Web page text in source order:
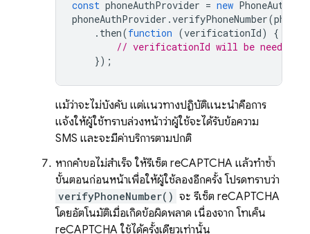
const phoneAuthProvider = new
phoneAuthProvider .verifyPhoneNumber(
. then(function (verificationId)
{
// verificationId will be needed to
});
แม้ว่าจะไม่บังคับ แต่แนวทางปฏิบัติแนะนำคือการ
แจ้งให้ผู้ใช้ทราบล่วงหน้าว่าผู้ใช้จะได้รับข้อความ
SMS และจะมีค่าบริการตามปกติ
หากคำขอไม่สำเร็จ ให้รีเซ็ต reCAPTCHA แล้วทำซ้ำ
ขั้นตอนก่อนหน้าเพื่อให้ผู้ใช้ลองอีกครั้ง โปรดทราบว่า
verifyPhoneNumber() จะ รีเซ็ต reCAPTCHA
โดยอัตโนมัติเมื่อเกิดข้อผิดพลาด เนื่องจาก โทเค็น
reCAPTCHA ใช้ได้ครั้งเดียวเท่านั้น